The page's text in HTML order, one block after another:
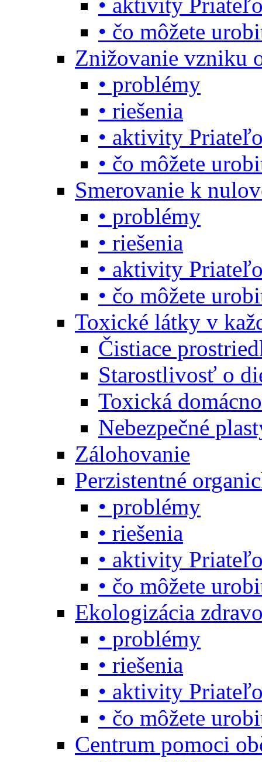
• čo môžete
Znižovanie vzniku
• problémy
• riešenia
• aktivity
• čo môžete
Smerovanie k
• problémy
• riešenia
• aktivity
• čo môžete
Toxické látky v
Čistiace
Starostlivosť o
Toxická
Nebezpečné
Zálohovanie
Perzistentné
• problémy
• riešenia
• aktivity
• čo môžete
Ekologizácia
• problémy
• riešenia
• aktivity
• čo môžete
Centrum pomoci